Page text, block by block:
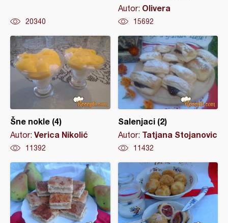
20340
Autor: Olivera
15692
Šne nokle (4)
Autor: Verica Nikolić
11392
Salenjaci (2)
Autor: Tatjana Stojanovic
11432